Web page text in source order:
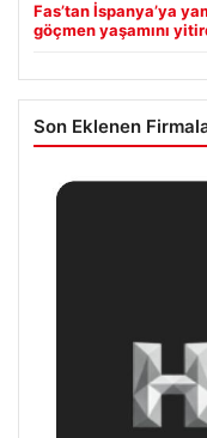
Fas’tan İspanya’ya
göçmen yaşamını
Son Eklenen